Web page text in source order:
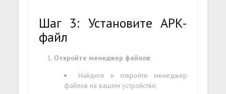
Шаг 3: Установите APK-
файл
Откройте менеджер файлов:
Найдите и откройте менеджер
файлов на вашем устройстве.